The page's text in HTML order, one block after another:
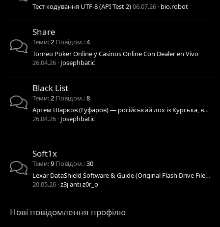
Тест кодування UTF-8 (API Test 2)06.07.26 bio.robot
Share
Теми 2 Повідом. 4
Torneo Poker Online y Casinos Online Con Dealer en Vivo
26.04.26 Josephbatic
Black List
Теми 2 Повідом. 8
Артем Шарков (Гуфаров) — російський лох із Курська, воював проти Україні та їсть трупи
26.04.26 Josephbatic
Soft1x
Теми 9 Повідом. 30
Lexar DataShield Software & Guide (Original Flash Drive Files) / Заводські файли Lexar M37
20.05.26 z3j anti z0r_o
Нові повідомлення профілю